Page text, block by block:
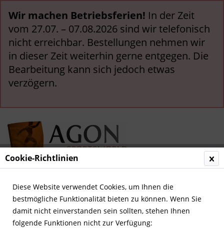
Wir machen Betriebsferien! In der Zeit
vom 27.07. – 07.08.2026 sind wir telefonisch
nicht erreichbar. Bestellungen nehmen wir
in dieser Zeit weiterhin gerne entgegen. Die
Bearbeitung kann sich jedoch etwas
verzögern.
Menü
Übersicht Deutsche Nationalspieler
Cookie-Richtlinien
Diese Website verwendet Cookies, um Ihnen die
bestmögliche Funktionalität bieten zu können. Wenn Sie
damit nicht einverstanden sein sollten, stehen Ihnen
folgende Funktionen nicht zur Verfügung: